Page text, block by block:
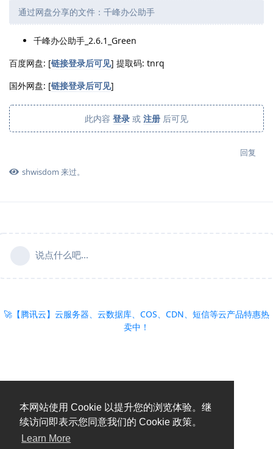
本网站使用 Cookie 以提升您的浏览体验。继
续访问即表示您同意我们的 Cookie 政策。
Learn More
通过网盘分享的文件：千峰办公助手
千峰办公助手_2.6.1_Green
百度网盘: [链接登录后可见] 提取码: tnrq
国外网盘: [链接登录后可见]
此内容 登录 或 注册 后可见
回复
shwisdom 来过。
说点什么吧...
🚀【腾讯云】云服务器、云数据库、COS、CDN、短信等云产品特惠热
卖中！